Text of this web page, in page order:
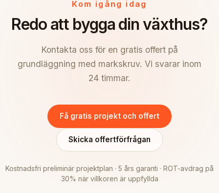
Kom igång idag
Redo att bygga din växthus?
Kontakta oss för en gratis offert på
grundläggning med markskruv. Vi svarar inom
24 timmar.
Få gratis projekt och offert
Skicka offertförfrågan
Kostnadsfri preliminär projektplan · 5 års garanti · ROT-avdrag på
30% när villkoren är uppfyllda